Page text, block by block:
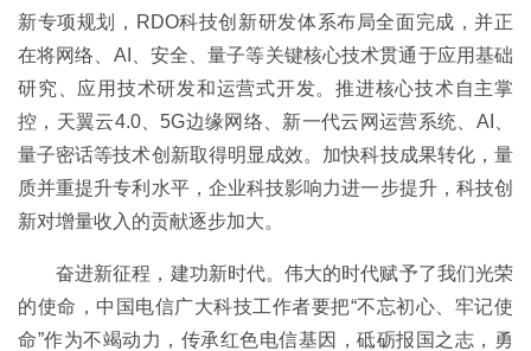
新专项规划，RDO科技创新研发体系布局全面完成，并正
在将网络、AI、安全、量子等关键核心技术贯通于应用基础
研究、应用技术研发和运营式开发。推进核心技术自主掌
控，天翼云4.0、5G边缘网络、新一代云网运营系统、AI、
量子密话等技术创新取得明显成效。加快科技成果转化，量
质并重提升专利水平，企业科技影响力进一步提升，科技创
新对增量收入的贡献逐步加大。
奋进新征程，建功新时代。伟大的时代赋予了我们光荣
的使命，中国电信广大科技工作者要把“不忘初心、牢记使
命”作为不竭动力，传承红色电信基因，砥砺报国之志，勇